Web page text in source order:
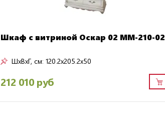
Шкаф с витриной Оскар 02 ММ-210-02
ШxВxГ, см: 120.2x205.2x50
212 010 руб